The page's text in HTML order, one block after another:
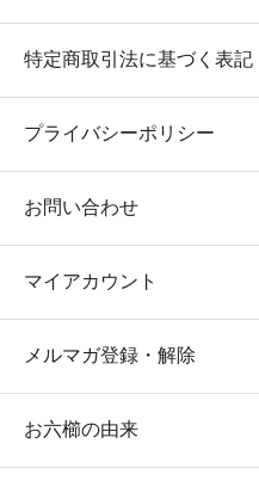
特定商取引法に基づく表記
プライバシーポリシー
お問い合わせ
マイアカウント
メルマガ登録・解除
お六櫛の由来